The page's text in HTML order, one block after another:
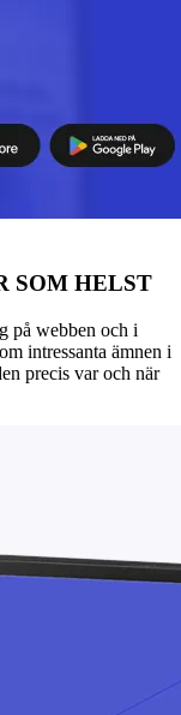
SOM HELST
på webben och i
intressanta ämnen i
precis var och när